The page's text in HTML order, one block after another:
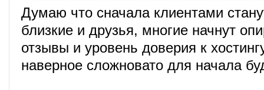
Думаю что сначала клиентами
близкие и друзья, многие начнут
отзывы и уровень доверия к
наверное сложновато для начала